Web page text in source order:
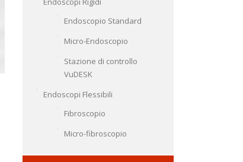
Endoscopio Standard
Micro-Endoscopio
Stazione di controllo
VuDESK
Endoscopi Flessibili
Fibroscopio
Micro-fibroscopio